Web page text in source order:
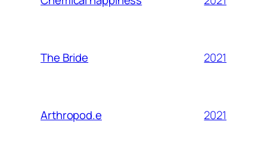
The Bride 2021
Arthropod.e 2021